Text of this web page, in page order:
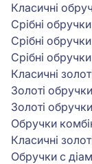
Класичні
Срібні
Срібні
Срібні
Класичні
Золоті
Золоті
Обручки
Класичні
Обручки c